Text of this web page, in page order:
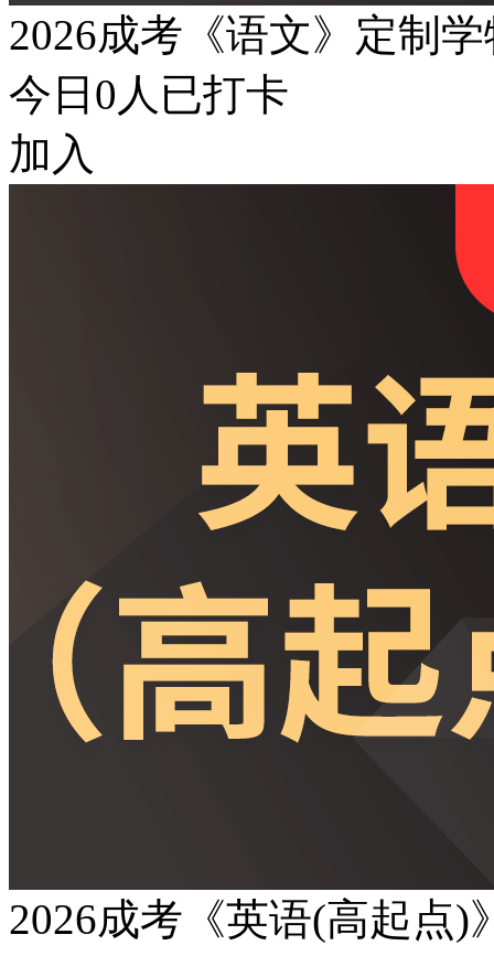
2026成考《语文》定制
今日 0 人已打卡
加入
2026成考《英语(高起点)